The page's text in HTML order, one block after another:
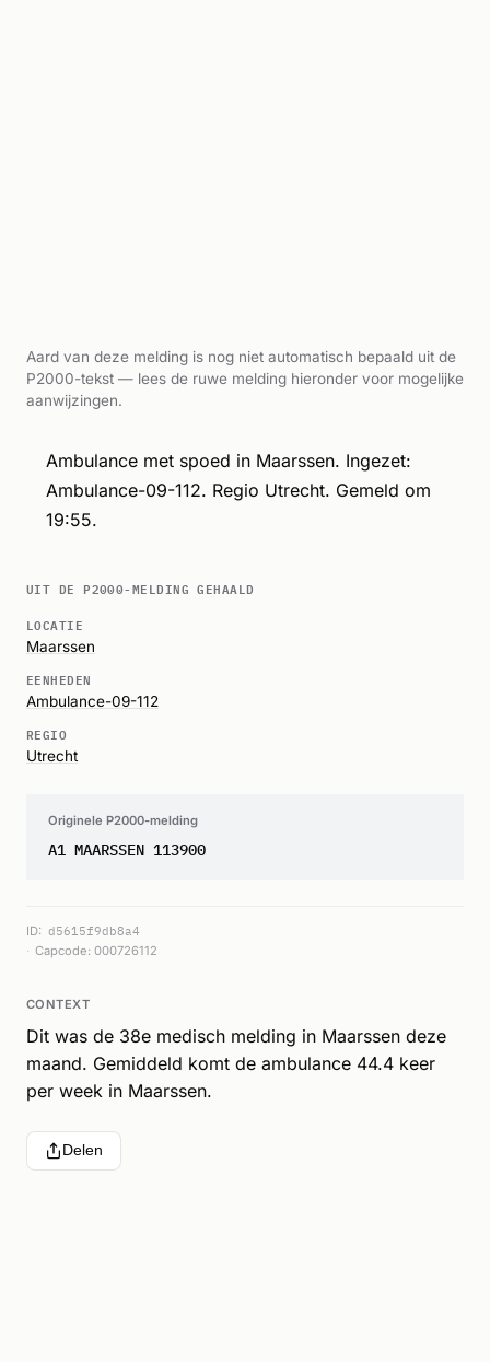
Aard van deze melding is nog niet automatisch bepaald uit de
P2000-tekst — lees de ruwe melding hieronder voor mogelijke
aanwijzingen.
Ambulance met spoed in Maarssen. Ingezet:
Ambulance-09-112. Regio Utrecht. Gemeld om
19:55.
UIT DE P2000-MELDING GEHAALD
LOCATIE
Maarssen
EENHEDEN
Ambulance-09-112
REGIO
Utrecht
Originele P2000-melding
A1 MAARSSEN 113900
ID: d5615f9db8a4
Capcode: 000726112
CONTEXT
Dit was de 38e medisch melding in Maarssen deze
maand. Gemiddeld komt de ambulance 44.4 keer
per week in Maarssen.
Delen